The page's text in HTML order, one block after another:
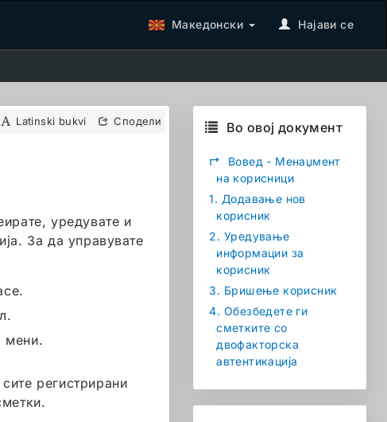
Македонски Најави се
Latinski bukvi Сподели
уредувате и
За да управувате
мени.
регистрирани
Во овој документ
↱
Вовед - Менаџмент
на корисници
1. Додавање нов
корисник
2. Уредување
информации за
корисник
3. Бришење корисник
4. Обезбедете ги
сметките со
двофакторска
автентикација